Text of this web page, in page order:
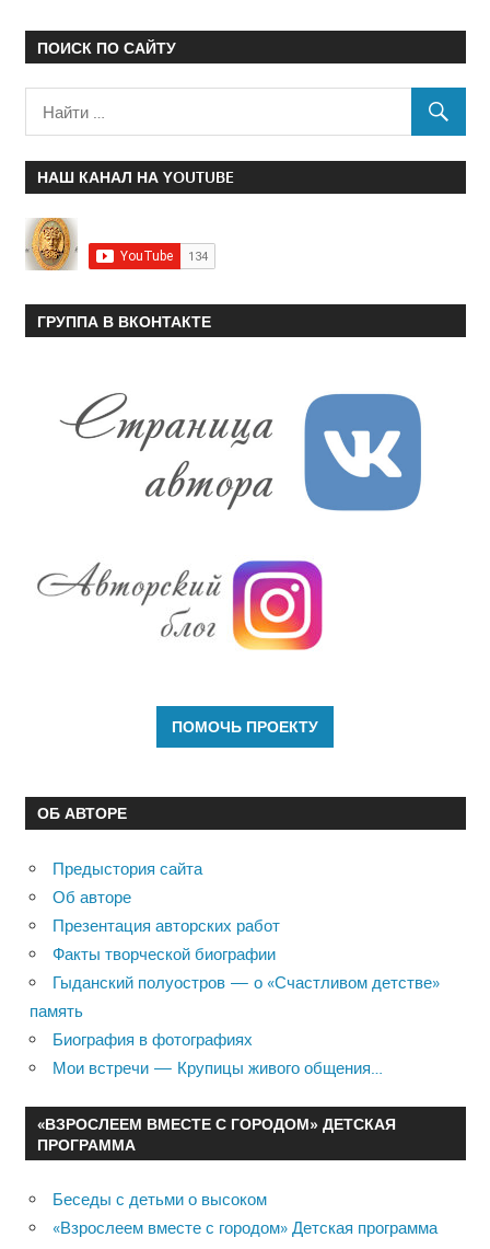
ПОИСК ПО САЙТУ
НАШ КАНАЛ НА YOUTUBE
ГРУППА В ВКОНТАКТЕ
ОБ АВТОРЕ
Предыстория сайта
Об авторе
Презентация авторских работ
Факты творческой биографии
Гыданский полуостров — о «Счастливом детстве»
память
Биография в фотографиях
Мои встречи — Крупицы живого общения…
«ВЗРОСЛЕЕМ ВМЕСТЕ С ГОРОДОМ» ДЕТСКАЯ
ПРОГРАММА
Беседы с детьми о высоком
«Взрослеем вместе с городом» Детская программа